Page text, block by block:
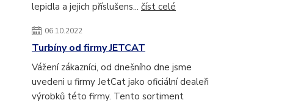
lepidla a jejich příslušens... číst celé
06.10.2022
Turbíny od firmy JETCAT
Vážení zákazníci, od dnešního dne jsme
uvedeni u firmy JetCat jako oficiální dealeři
výrobků této firmy. Tento sortiment